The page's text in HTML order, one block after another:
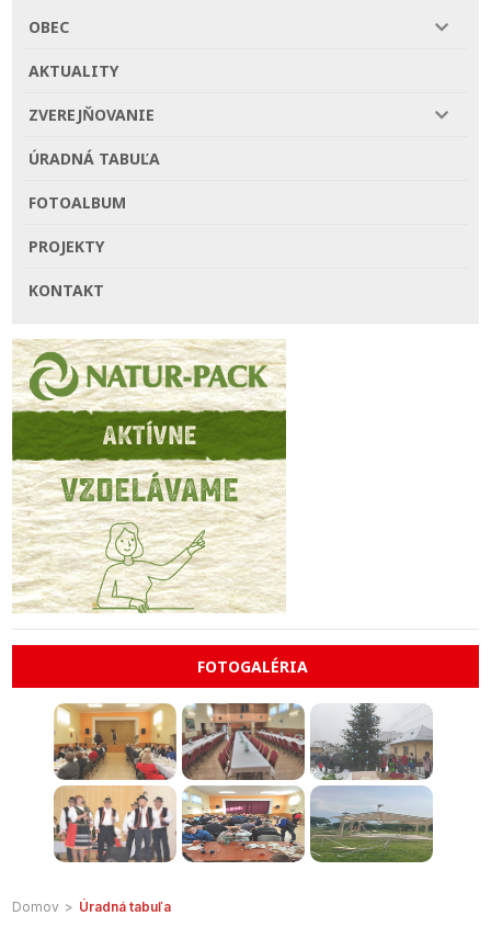
OBEC
AKTUALITY
ZVEREJŇOVANIE
ÚRADNÁ TABUĽA
FOTOALBUM
PROJEKTY
KONTAKT
FOTOGALÉRIA
Domov > Úradná tabuľa